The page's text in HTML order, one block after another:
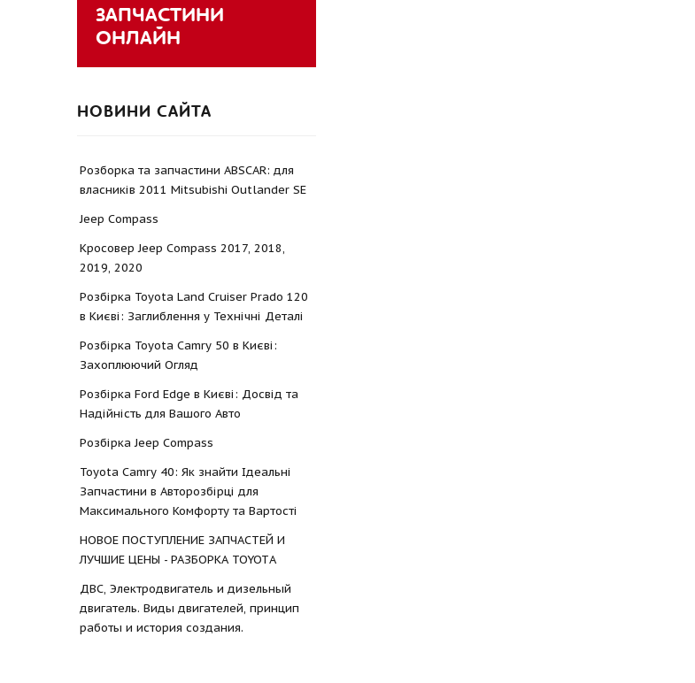
ЗАПЧАСТИНИ
ОНЛАЙН
НОВИНИ САЙТА
Розборка та запчастини ABSCAR: для
власників 2011 Mitsubishi Outlander SE
Jeep Compass
Кросовер Jeep Compass 2017, 2018,
2019, 2020
Розбірка Toyota Land Cruiser Prado 120
в Києві: Заглиблення у Технічні Деталі
Розбірка Toyota Camry 50 в Києві:
Захоплюючий Огляд
Розбірка Ford Edge в Києві: Досвід та
Надійність для Вашого Авто
Розбірка Jeep Compass
Toyota Camry 40: Як знайти Ідеальні
Запчастини в Авторозбірці для
Максимального Комфорту та Вартості
НОВОЕ ПОСТУПЛЕНИЕ ЗАПЧАСТЕЙ И
ЛУЧШИЕ ЦЕНЫ - РАЗБОРКА TOYOTА
ДВС, Электродвигатель и дизельный
двигатель. Виды двигателей, принцип
работы и история создания.